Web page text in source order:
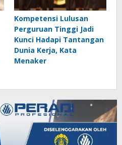
Kompetensi Lulusan
Perguruan Tinggi Jadi
Kunci Hadapi Tantangan
Dunia Kerja, Kata
Menaker